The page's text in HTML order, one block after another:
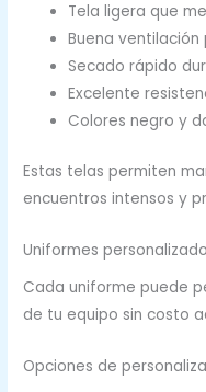
Tela ligera que
Buena
Secado rápido
Excelente
Colores negro y
Estas telas permiten
encuentros intensos y
Uniformes
Cada uniforme puede
de tu equipo sin costo
Opciones de